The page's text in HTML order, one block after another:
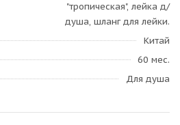
"тропическая", лейка д/
душа, шланг для лейки.
Китай
60 мес.
Для душа